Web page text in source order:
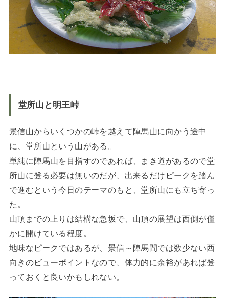
堂所山と明王峠
景信山からいくつかの峠を越えて陣馬山に向かう途中
に、堂所山という山がある。
単純に陣馬山を目指すのであれば、まき道があるので堂
所山に登る必要は無いのだが、出来るだけピークを踏ん
で進むという今日のテーマのもと、堂所山にも立ち寄っ
た。
山頂までの上りは結構な急坂で、山頂の展望は西側が僅
かに開けている程度。
地味なピークではあるが、景信～陣馬間では数少ない西
向きのビューポイントなので、体力的に余裕があれば登
っておくと良いかもしれない。